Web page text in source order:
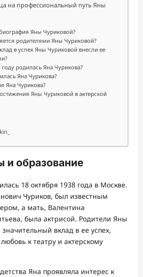
на профессиональный путь Яны
Яны Чуриковой?
родителями Яны Чуриковой?
в успех Яны Чуриковой внесли ее
году родилась Яна Чурикова?
Яна Чурикова?
Яна Чурикова?
Яны Чуриковой в актерской
и образование
18 октября 1938 года в Москве.
Чуриков, был известным
а мать, Валентина
была актрисой. Родители Яны
вклад в ее успех,
к театру и актерскому
Яна проявляла интерес к